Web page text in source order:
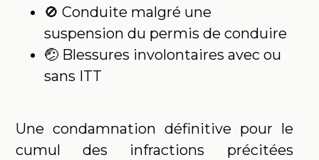
🚫 Conduite malgré une
suspension du permis de conduire
🤕 Blessures involontaires avec ou
sans ITT
Une condamnation définitive pour le
cumul des infractions précitées